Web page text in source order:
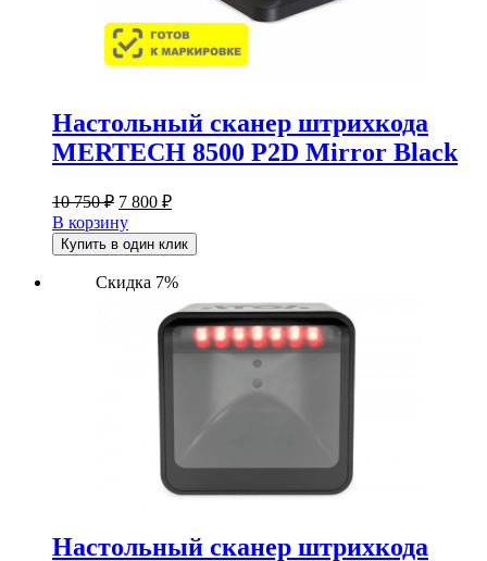
Настольный сканер штрихкода
MERTECH 8500 P2D Mirror Black
10 750₽ Первоначальная
цена
составляла
10
750 ₽.
7 800 ₽Текущая
7
800 ₽.
В корзину
Купить в один клик
Скидка 7%
Настольный сканер штрихкода